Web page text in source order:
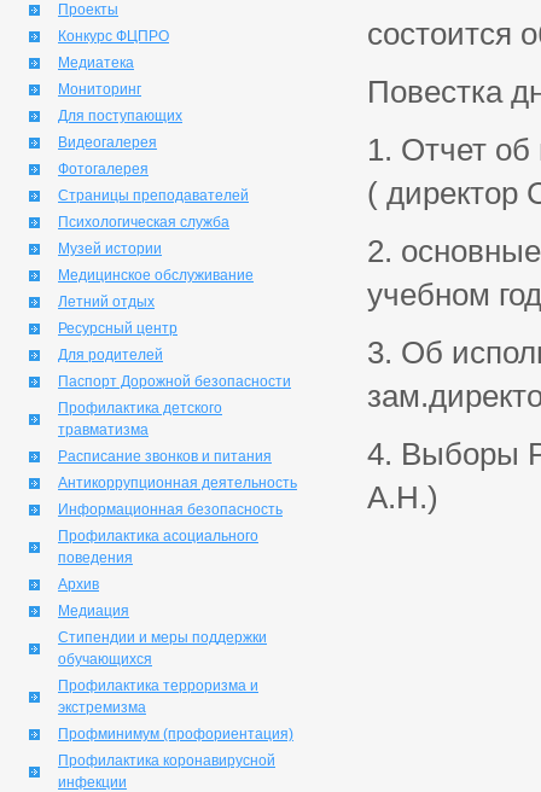
Проекты
Конкурс ФЦПРО
Медиатека
Мониторинг
Для поступающих
Видеогалерея
Фотогалерея
Страницы преподавателей
Психологическая служба
Музей истории
Медицинское обслуживание
Летний отдых
Ресурсный центр
Для родителей
Паспорт Дорожной безопасности
Профилактика детского
травматизма
Расписание звонков и питания
Антикоррупционная деятельность
Информационная безопасность
Профилактика асоциального
поведения
Архив
Медиация
Стипендии и меры поддержки
обучающихся
Профилактика терроризма и
экстремизма
Профминимум (профориентация)
Профилактика коронавирусной
инфекции
состоится
Повестка
1. Отчет об
( директор
2.
учебном
3. Об
4. Выборы
А.Н.)